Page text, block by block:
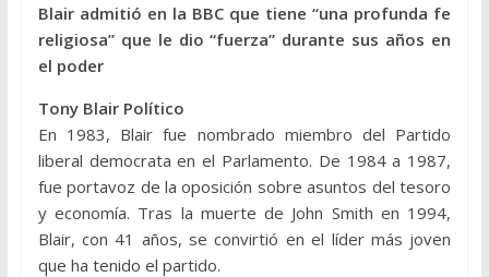
Blair admitió en la BBC que tiene “una profunda fe
religiosa” que le dio “fuerza” durante sus años en
el poder
Tony Blair Político
En 1983, Blair fue nombrado miembro del Partido
liberal democrata en el Parlamento. De 1984 a 1987,
fue portavoz de la oposición sobre asuntos del tesoro
y economía. Tras la muerte de John Smith en 1994,
Blair, con 41 años, se convirtió en el líder más joven
que ha tenido el partido.